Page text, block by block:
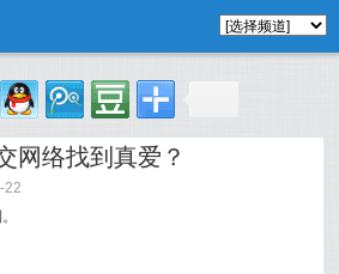
网络找到真爱？
22